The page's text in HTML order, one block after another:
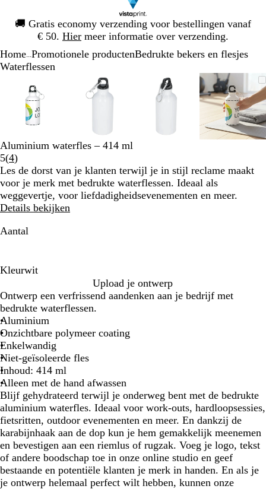
🚚 Gratis economy verzending voor bestellingen vanaf
€ 50. Hier meer informatie over verzending.
1
Home Promotionele productenBedrukte bekers en flesjes
Waterflessen
afbeelding
tot
minimum
om
uit
te
vouwen
plus-
en
mintoetsen
om
te
en
pijltjestoetsen
om
te
zwenken
Zoombare
afbeelding
Gezoomd
tot
Klik
om
vouwen
Gebruik
plus-
om
te
en
pijltjestoetsen
om
Zoombare
afbeelding
Gezoomd
tot
minimum
Klik
om
vouwen
Gebruik
plus-
om
pijltjestoetsen
tot
om
uit
te
vouwen
plus-
en
om
te
Aluminium waterfles – 414 ml
5(4Lees
4
klantbeoordelingen
)
Les de dorst van je klanten terwijl je in stijl reclame maakt
voor je merk met bedrukte waterflessen. Ideaal als
weggevertje, voor liefdadigheidsevenementen en meer.
Details bekijken
Aantal
Kleurwit
i
t
Upload je ontwerp
Ontwerp een verfrissend aandenken aan je bedrijf met
bedrukte waterflessen.
Aluminium
Onzichtbare polymeer coating
Enkelwandig
Niet-geïsoleerde fles
Inhoud: 414 ml
Alleen met de hand afwassen
Blijf gehydrateerd terwijl je onderweg bent met de bedrukte
aluminium waterfles. Ideaal voor work-outs, hardloopsessies,
fietsritten, outdoor evenementen en meer. En dankzij de
karabijnhaak aan de dop kun je hem gemakkelijk meenemen
en bevestigen aan een riemlus of rugzak. Voeg je logo, tekst
of andere boodschap toe in onze online studio en geef
bestaande en potentiële klanten je merk in handen. En als je
je ontwerp helemaal perfect wilt hebben, kunnen onze